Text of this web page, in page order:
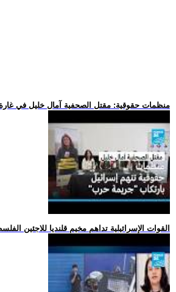
.. منظمات حقوقية: مقتل الصحفية آمال خليل في غارة
.. القوات الإسرائيلية تداهم مخيم قلنديا للاجئين